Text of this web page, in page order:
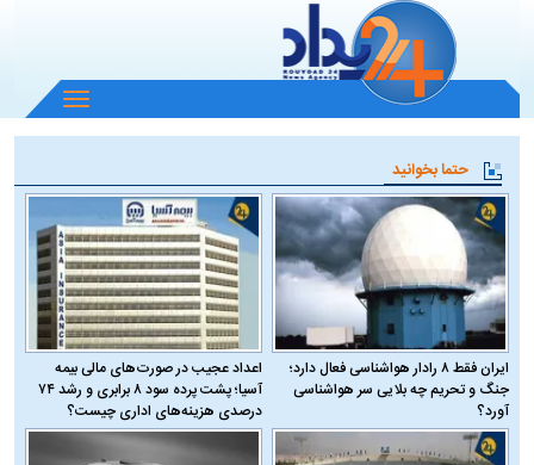
باز
و
منو
حتما بخوانید
ایران فقط ۸ رادار هواشناسی فعال دارد؛
جنگ و تحریم چه بلایی سر هواشناسی
آورد؟
اعداد عجیب در صورت‌های مالی بیمه
آسیا؛ پشت پرده سود ۸ برابری و رشد ۷۴
درصدی هزینه‌های اداری چیست؟